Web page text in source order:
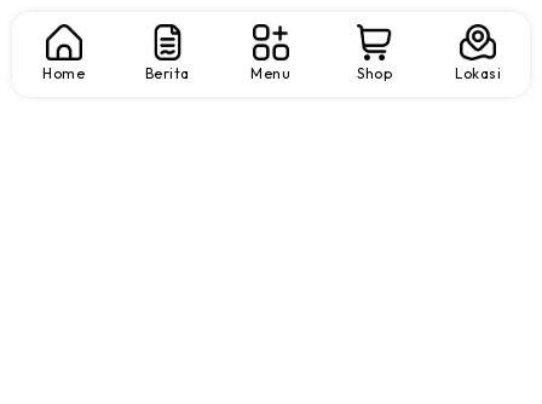
Home Berita Menu Shop Lokasi